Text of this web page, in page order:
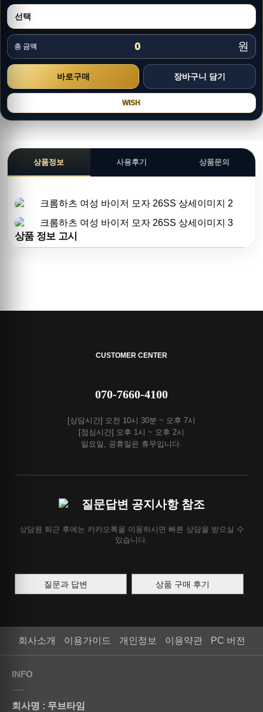
총 금액 0 원
WISH
상품정보 사용후기 상품문의
상품 정보 고시
CUSTOMER CENTER
070-7660-4100
[상담시간] 오전 10시 30분 ~ 오후 7시
[점심시간] 오후 1시 ~ 오후 2시
일요일, 공휴일은 휴무입니다.
질문답변 공지사항 참조
상담원 퇴근 후에는 카카오톡을 이용하시면 빠른 상담을 받으실 수
있습니다.
질문과 답변 상품 구매 후기
회사소개 이용가이드 개인정보 이용약관 PC 버전
INFO
회사명 : 무브타임